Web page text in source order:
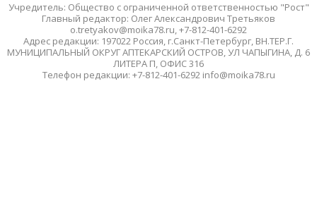
Учредитель: Общество с ограниченной ответственностью "Рост"
Главный редактор: Олег Александрович Третьяков
o.tretyakov@moika78.ru, +7-812-401-6292
Адрес редакции: 197022 Россия, г.Санкт-Петербург, ВН.ТЕР.Г.
МУНИЦИПАЛЬНЫЙ ОКРУГ АПТЕКАРСКИЙ ОСТРОВ, УЛ ЧАПЫГИНА, Д. 6
ЛИТЕРА П, ОФИС 316
Телефон редакции: +7-812-401-6292 info@moika78.ru